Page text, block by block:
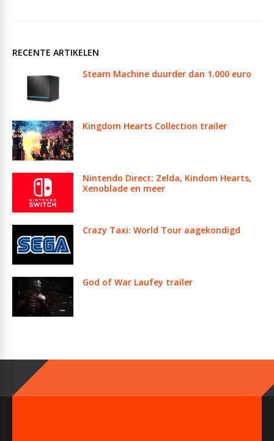
RECENTE ARTIKELEN
Steam Machine duurder dan 1.000 euro
Kingdom Hearts Collection trailer
Nintendo Direct: Zelda, Kindom Hearts,
Xenoblade en meer
Crazy Taxi: World Tour aagekondigd
God of War Laufey trailer